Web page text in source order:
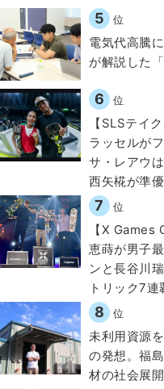
5 位
電気代高騰
が解説した
6 位
【SLSテイ
ラッセルが
サ・レアウ
西矢椛が準
7 位
【X
恵蒔が男子
ンと長谷川
トリック7連
8 位
未利用資源
の発想。福
材の社会展開​